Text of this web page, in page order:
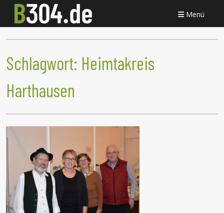
Menü
Schlagwort: Heimtakreis
Harthausen